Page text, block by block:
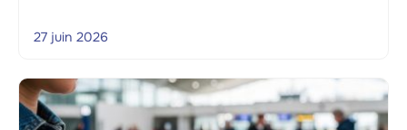
27 juin 2026